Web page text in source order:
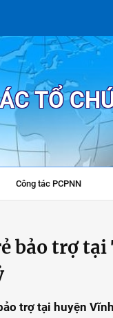
TỔ
Công tác PCPNN
bảo trợ
trợ tại huyện